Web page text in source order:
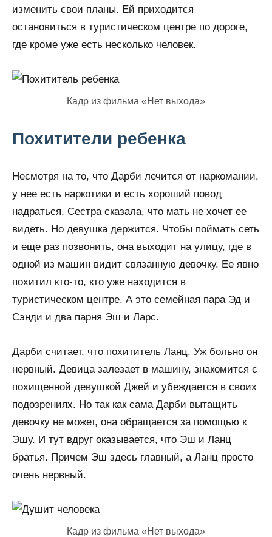
изменить свои планы. Ей приходится
остановиться в туристическом центре по дороге,
где кроме уже есть несколько человек.
Кадр из фильма «Нет выхода»
Похитители ребенка
Несмотря на то, что Дарби лечится от наркомании,
у нее есть наркотики и есть хороший повод
надраться. Сестра сказала, что мать не хочет ее
видеть. Но девушка держится. Чтобы поймать сеть
и еще раз позвонить, она выходит на улицу, где в
одной из машин видит связанную девочку. Ее явно
похитил кто-то, кто уже находится в
туристическом центре. А это семейная пара Эд и
Сэнди и два парня Эш и Ларс.
Дарби считает, что похититель Ланц. Уж больно он
нервный. Девица залезает в машину, знакомится с
похищенной девушкой Джей и убеждается в своих
подозрениях. Но так как сама Дарби вытащить
девочку не может, она обращается за помощью к
Эшу. И тут вдруг оказывается, что Эш и Ланц
братья. Причем Эш здесь главный, а Ланц просто
очень нервный.
Кадр из фильма «Нет выхода»